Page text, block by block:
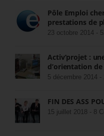
Pôle Emploi
prestations de
23 octobre 2014 -
Activ’projet :
d’orientation
5 décembre 2014 -
FIN DES ASS
15 juillet 2018 - 8